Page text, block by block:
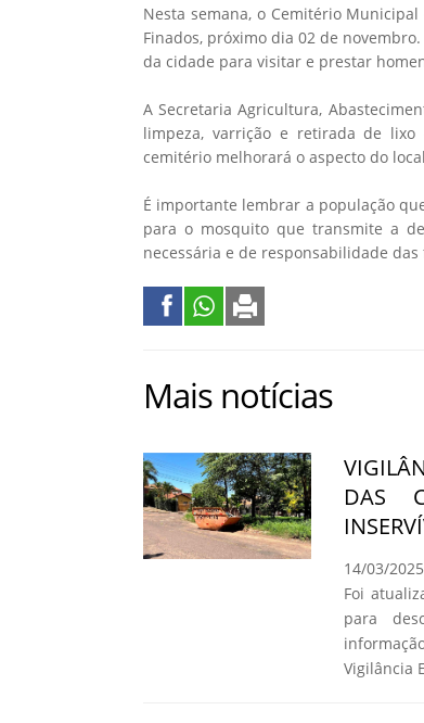
Nesta semana, o Cemitério
Finados, próximo dia 02 de
da cidade para visitar e prestar
A Secretaria Agricultura,
limpeza, varrição e retirada de
cemitério melhorará o aspecto do
É importante lembrar a população
para o mosquito que transmite a
necessária e de responsabilidade das
Mais notícias
DAS
14/03/2025
Foi
para
Vigilância